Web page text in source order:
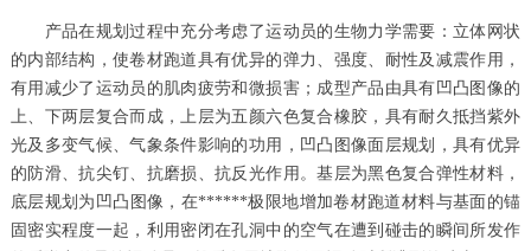
产品在规划过程中充分考虑了运动员的生物力学需要：立体网状
的内部结构，使卷材跑道具有优异的弹力、强度、耐性及减震作用，
有用减少了运动员的肌肉疲劳和微损害；成型产品由具有凹凸图像的
上、下两层复合而成，上层为五颜六色复合橡胶，具有耐久抵挡紫外
光及多变气候、气象条件影响的功用，凹凸图像面层规划，具有优异
的防滑、抗尖钉、抗磨损、抗反光作用。基层为黑色复合弹性材料，
底层规划为凹凸图像，在******极限地增加卷材跑道材料与基面的锚
固密实程度一起，利用密闭在孔洞中的空气在遭到碰击的瞬间所发作